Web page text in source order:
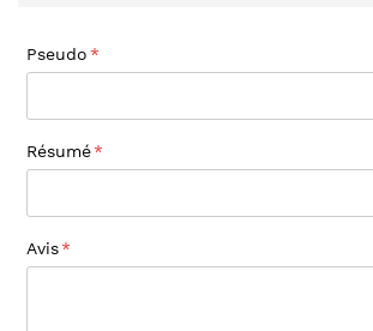
Pseudo
Résumé
Avis